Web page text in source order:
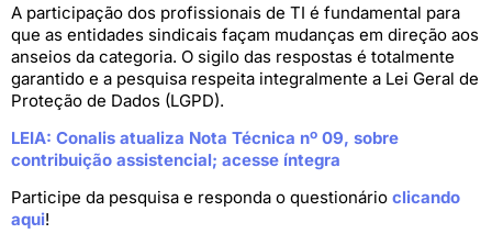
A participação dos profissionais de TI é fundamental para
que as entidades sindicais façam mudanças em direção aos
anseios da categoria. O sigilo das respostas é totalmente
garantido e a pesquisa respeita integralmente a Lei Geral de
Proteção de Dados (LGPD).
LEIA: Conalis atualiza Nota Técnica nº 09, sobre
contribuição assistencial; acesse íntegra
Participe da pesquisa e responda o questionário clicando
aqui!